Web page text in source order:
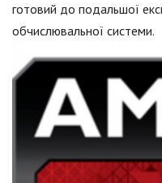
готовий до подальшої
обчислювальної системи.